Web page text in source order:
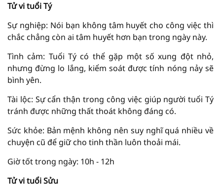
Tử vi tuổi Tý
Sự nghiệp: Nói bạn không tâm huyết cho công việc thì
chắc chẳng còn ai tâm huyết hơn bạn trong ngày này.
Tình cảm: Tuổi Tý có thể gặp một số xung đột nhỏ,
nhưng đừng lo lắng, kiểm soát được tính nóng nảy sẽ
bình yên.
Tài lộc: Sự cẩn thận trong công việc giúp người tuổi Tý
tránh được những thất thoát không đáng có.
Sức khỏe: Bản mệnh không nên suy nghĩ quá nhiều về
chuyện cũ để giữ cho tinh thần luôn thoải mái.
Giờ tốt trong ngày: 10h - 12h
Tử vi tuổi Sửu